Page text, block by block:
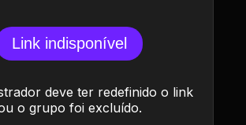
Link indisponível
deve ter redefinido o link
o grupo foi excluído.